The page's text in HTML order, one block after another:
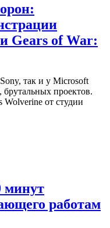
Gears of War:
так и у Microsoft
проектов.
Wolverine от студии
минут
работам